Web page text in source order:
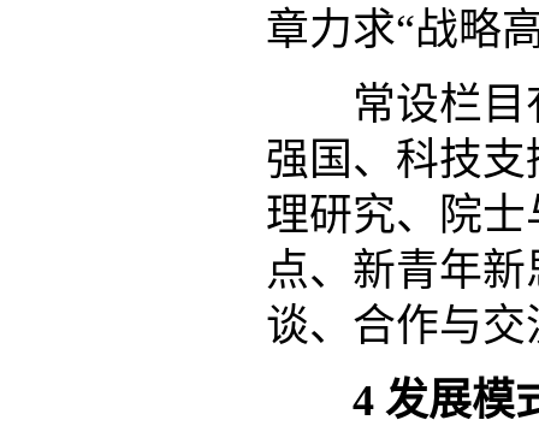
章力求“战略
常设栏目有
强国、科技
理研究、院
点、新青年
谈、合作与交
4 发展模